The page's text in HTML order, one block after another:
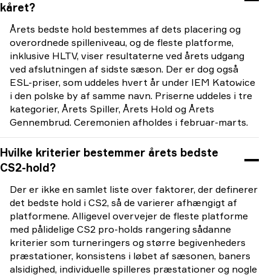
kåret?
Årets bedste hold bestemmes af dets placering og
overordnede spilleniveau, og de fleste platforme,
inklusive HLTV, viser resultaterne ved årets udgang
ved afslutningen af sidste sæson. Der er dog også
ESL-priser, som uddeles hvert år under IEM Katowice
i den polske by af samme navn. Priserne uddeles i tre
kategorier, Årets Spiller, Årets Hold og Årets
Gennembrud. Ceremonien afholdes i februar-marts.
Hvilke kriterier bestemmer årets bedste
CS2-hold?
Der er ikke en samlet liste over faktorer, der definerer
det bedste hold i CS2, så de varierer afhængigt af
platformene. Alligevel overvejer de fleste platforme
med pålidelige CS2 pro-holds rangering sådanne
kriterier som turneringers og større begivenheders
præstationer, konsistens i løbet af sæsonen, baners
alsidighed, individuelle spilleres præstationer og nogle